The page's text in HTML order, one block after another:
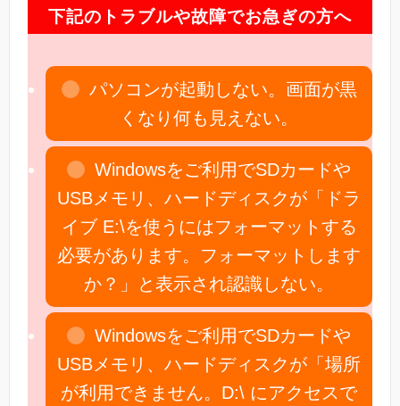
下記のトラブルや故障でお急ぎの方へ
パソコンが起動しない。画面が黒
くなり何も見えない。
Windowsをご利用でSDカードや
USBメモリ、ハードディスクが「ドラ
イブ E:\を使うにはフォーマットする
必要があります。フォーマットします
か？」と表示され認識しない。
Windowsをご利用でSDカードや
USBメモリ、ハードディスクが「場所
が利用できません。D:\ にアクセスで